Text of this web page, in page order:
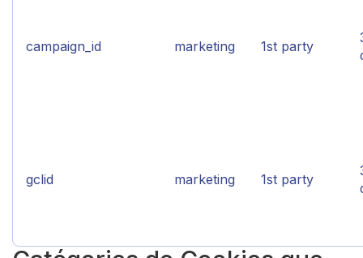
campaign_id marketing 1st party
gclid marketing 1st party